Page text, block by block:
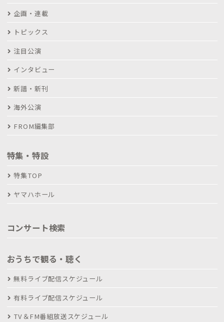
企画・連載
トピックス
注目公演
インタビュー
新譜・新刊
海外公演
FROM編集部
特集・特設
特集TOP
ヤマハホール
コンサート検索
おうちで観る・聴く
無料ライブ配信スケジュール
有料ライブ配信スケジュール
TV＆FM番組放送スケジュール